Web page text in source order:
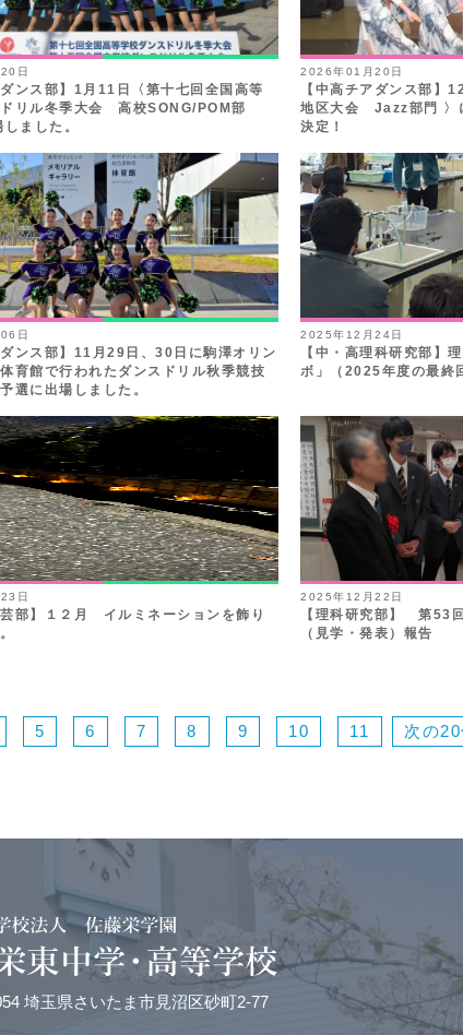
日
ダンス部】1月11日〈第十七回全国高等
リル冬季大会 高校SONG/POM部
ました。
2026年01月20日
【中高チアダンス部
地区大会 Jazz部門 〉
決定！
日
ダンス部】11月29日、30日に駒澤オリン
育館で行われたダンスドリル秋季競技
選に出場しました。
2025年12月24日
【中・高理科研究部】
ボ」（2025年度の最終
日
芸部】１２月 イルミネーションを飾り
2025年12月22日
【理科研究部】 第53
（見学・発表）報告
5 6 7 8 9 10 11 次の
埼玉県さいたま市見沼区砂町2-77